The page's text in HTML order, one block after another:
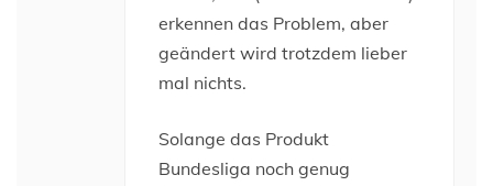
erkennen das Problem, aber
geändert wird trotzdem lieber
mal nichts.
Solange das Produkt
Bundesliga noch genug